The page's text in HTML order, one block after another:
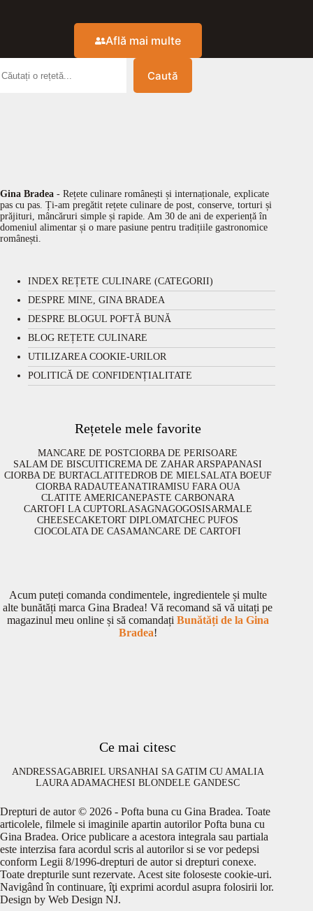
Află mai multe
Caută
Gina Bradea - Rețete culinare românești și internaționale, explicate
pas cu pas. Ți-am pregătit rețete culinare de post, conserve, torturi și
prăjituri, mâncăruri simple și rapide. Am 30 de ani de experiență în
domeniul alimentar și o mare pasiune pentru tradițiile gastronomice
românești.
INDEX REȚETE CULINARE (CATEGORII)
DESPRE MINE, GINA BRADEA
DESPRE BLOGUL POFTĂ BUNĂ
BLOG REȚETE CULINARE
UTILIZAREA COOKIE-URILOR
POLITICĂ DE CONFIDENȚIALITATE
Rețetele mele favorite
MANCARE DE POSTCIORBA DE PERISOARE
SALAM DE BISCUITICREMA DE ZAHAR ARSPAPANASI
CIORBA DE BURTACLATITEDROB DE MIELSALATA BOEUF
CIORBA RADAUTEANATIRAMISU FARA OUA
CLATITE AMERICANEPASTE CARBONARA
CARTOFI LA CUPTORLASAGNAGOGOSISARMALE
CHEESECAKETORT DIPLOMATCHEC PUFOS
CIOCOLATA DE CASAMANCARE DE CARTOFI
Acum puteți comanda condimentele, ingredientele și multe
alte bunătăți marca Gina Bradea! Vă recomand să vă uitați pe
magazinul meu online și să comandați Bunătăți de la Gina
Bradea!
Ce mai citesc
ANDRESSAGABRIEL URSANHAI SA GATIM CU AMALIA
LAURA ADAMACHESI BLONDELE GANDESC
Drepturi de autor © 2026 - Pofta buna cu Gina Bradea. Toate
articolele, filmele si imaginile apartin autorilor Pofta buna cu
Gina Bradea. Orice publicare a acestora integrala sau partiala
este interzisa fara acordul scris al autorilor si se vor pedepsi
conform Legii 8/1996-drepturi de autor si drepturi conexe.
Toate drepturile sunt rezervate. Acest site foloseste cookie-uri.
Navigând în continuare, îţi exprimi acordul asupra folosirii lor.
Design by Web Design NJ.